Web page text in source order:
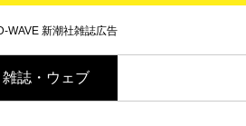
WAVE 新潮社雑誌広告
誌・ウェブ